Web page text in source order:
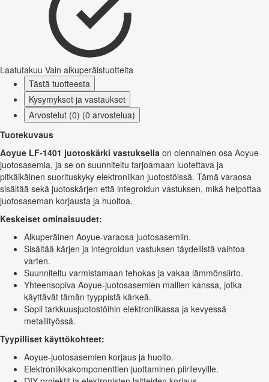
Laatutakuu Vain alkuperäistuotteita
Tästä tuotteesta
Kysymykset ja vastaukset
Arvostelut (0) (0 arvostelua)
Tuotekuvaus
Aoyue LF-1401 juotoskärki vastuksella on olennainen osa Aoyue-
juotosasemia, ja se on suunniteltu tarjoamaan luotettava ja
pitkäikäinen suorituskyky elektroniikan juotostöissä. Tämä varaosa
sisältää sekä juotoskärjen että integroidun vastuksen, mikä helpottaa
juotosaseman korjausta ja huoltoa.
Keskeiset ominaisuudet:
Alkuperäinen Aoyue-varaosa juotosasemiin.
Sisältää kärjen ja integroidun vastuksen täydellistä vaihtoa
varten.
Suunniteltu varmistamaan tehokas ja vakaa lämmönsiirto.
Yhteensopiva Aoyue-juotosasemien mallien kanssa, jotka
käyttävät tämän tyyppistä kärkeä.
Sopii tarkkuusjuotostöihin elektroniikassa ja kevyessä
metallityössä.
Tyypilliset käyttökohteet:
Aoyue-juotosasemien korjaus ja huolto.
Elektroniikkakomponenttien juottaminen piirilevyille.